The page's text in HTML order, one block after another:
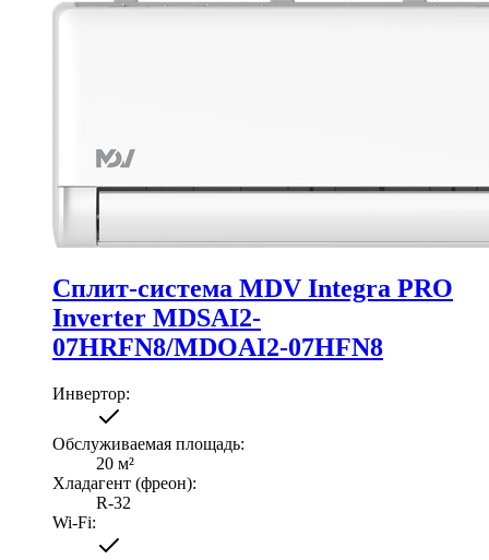
Сплит-система MDV Integra PRO
Inverter MDSAI2-
07HRFN8/MDOAI2-07HFN8
Инвертор:
Обслуживаемая площадь:
20 м²
Хладагент (фреон):
R-32
Wi-Fi: